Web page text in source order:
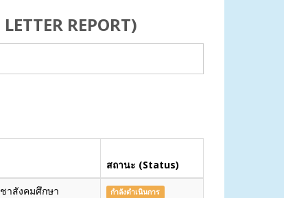
REPORT)
สถานะ (Status)
าสังคมศึกษา
กำลังดำเนินการ